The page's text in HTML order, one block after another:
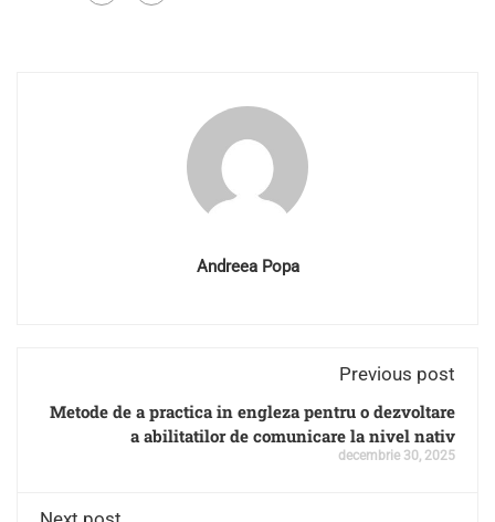
Andreea Popa
Previous post
Metode de a practica in engleza pentru o dezvoltare
a abilitatilor de comunicare la nivel nativ
decembrie 30, 2025